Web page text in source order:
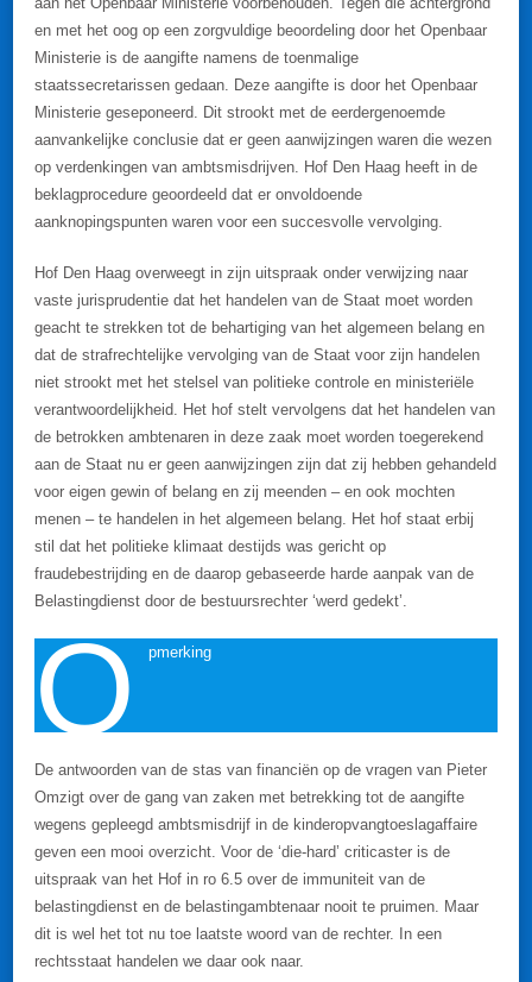
en met het oog op een zorgvuldige beoordeling door het Openbaar
Ministerie is de aangifte namens de toenmalige
staatssecretarissen gedaan. Deze aangifte is door het Openbaar
Ministerie geseponeerd. Dit strookt met de eerdergenoemde
aanvankelijke conclusie dat er geen aanwijzingen waren die wezen
op verdenkingen van ambtsmisdrijven. Hof Den Haag heeft in de
beklagprocedure geoordeeld dat er onvoldoende
aanknopingspunten waren voor een succesvolle vervolging.
Hof Den Haag overweegt in zijn uitspraak onder verwijzing naar
vaste jurisprudentie dat het handelen van de Staat moet worden
geacht te strekken tot de behartiging van het algemeen belang en
dat de strafrechtelijke vervolging van de Staat voor zijn handelen
niet strookt met het stelsel van politieke controle en ministeriële
verantwoordelijkheid. Het hof stelt vervolgens dat het handelen van
de betrokken ambtenaren in deze zaak moet worden toegerekend
aan de Staat nu er geen aanwijzingen zijn dat zij hebben gehandeld
voor eigen gewin of belang en zij meenden – en ook mochten
menen – te handelen in het algemeen belang. Het hof staat erbij
stil dat het politieke klimaat destijds was gericht op
fraudebestrijding en de daarop gebaseerde harde aanpak van de
Belastingdienst door de bestuursrechter ‘werd gedekt’.
O pmerking
De antwoorden van de stas van financiën op de vragen van Pieter
Omzigt over de gang van zaken met betrekking tot de aangifte
wegens gepleegd ambtsmisdrijf in de kinderopvangtoeslagaffaire
geven een mooi overzicht. Voor de ‘die-hard’ criticaster is de
uitspraak van het Hof in ro 6.5 over de immuniteit van de
belastingdienst en de belastingambtenaar nooit te pruimen. Maar
dit is wel het tot nu toe laatste woord van de rechter. In een
rechtsstaat handelen we daar ook naar.